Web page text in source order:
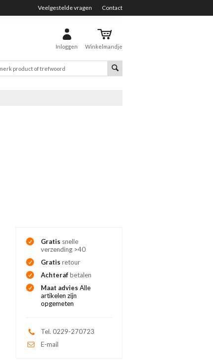
Veelgestelde vragen Contact
Inloggen Winkelmandje
Gratis snelle
verzending >40
Gratis retour
Achterafbetalen
Maat adviesAlle
artikelen zijn
opgemeten
Tel. 0229-270723
E-mail